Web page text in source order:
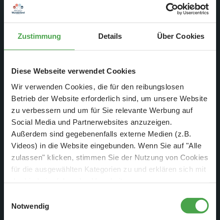
Zustimmung Details Über Cookies
Diese Webseite verwendet Cookies
Wir verwenden Cookies, die für den reibungslosen
Betrieb der Website erforderlich sind, um unsere Website
zu verbessern und um für Sie relevante Werbung auf
Social Media und Partnerwebsites anzuzeigen.
Außerdem sind gegebenenfalls externe Medien (z.B.
Videos) in die Website eingebunden. Wenn Sie auf "Alle
zulassen" klicken, stimmen Sie der Nutzung von Cookies
für die ausgewählten Kategorien zu und erklären sich mit
diese Einstellungen jederzeit über die Schaltfläche
Notwendig
kann dies in unserem neuesten Video sehen:
Das Video zur Geteilten Stadt auf YouTube